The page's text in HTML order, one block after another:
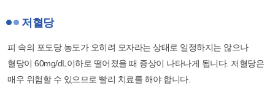
저혈당
피 속의 포도당 농도가 오히려 모자라는 상태로 일정하지는 않으나
혈당이 60mg/dL이하로 떨어졌을 때 증상이 나타나게 됩니다. 저혈당은
매우 위험할 수 있으므로 빨리 치료를 해야 합니다.